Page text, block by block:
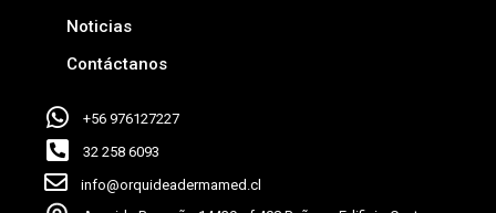
Noticias
Contáctanos
+56 976127227
32 258 6093
info@orquideadermamed.cl